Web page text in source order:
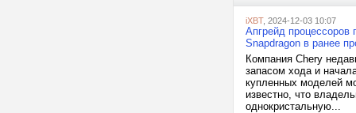
iXBT, 2024-12-03 10:07
Апгрейд процессоров
Snapdragon в ранее
Компания Chery
запасом хода и
купленных моделей
известно, что
однокристальную...